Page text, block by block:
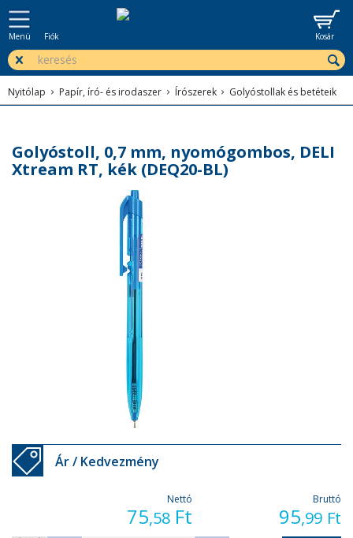
Menü Fiók Kosár
Nyitólap Papír, író- és irodaszer Írószerek Golyóstollak és betéteik
Golyóstoll, 0,7 mm, nyomógombos, DELI
Xtream RT, kék (DEQ20-BL)
Ár / Kedvezmény
Nettó
75,58 Ft
Bruttó
95,99 Ft